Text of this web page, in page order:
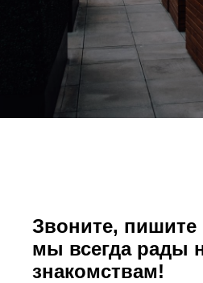
Звоните, пишите
мы всегда рады
знакомствам!